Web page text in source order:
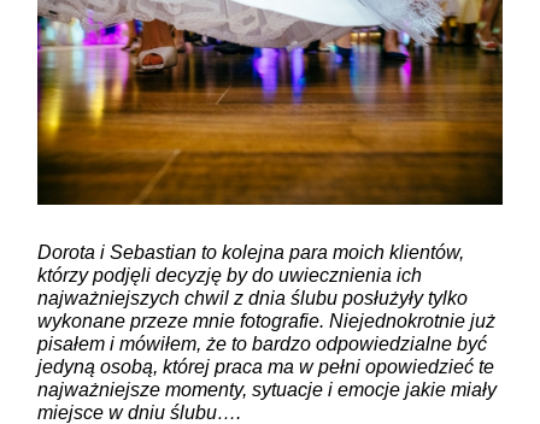
Dorota i Sebastian to kolejna para moich klientów,
którzy podjęli decyzję by do uwiecznienia ich
najważniejszych chwil z dnia ślubu posłużyły tylko
wykonane przeze mnie fotografie. Niejednokrotnie już
pisałem i mówiłem, że to bardzo odpowiedzialne być
jedyną osobą, której praca ma w pełni opowiedzieć te
najważniejsze momenty, sytuacje i emocje jakie miały
miejsce w dniu ślubu….